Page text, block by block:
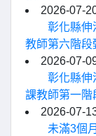
2026-07-
彰化縣伸
教師第六階段
2026-07-
彰化縣伸
課教師第一階
2026-07-
未滿3個